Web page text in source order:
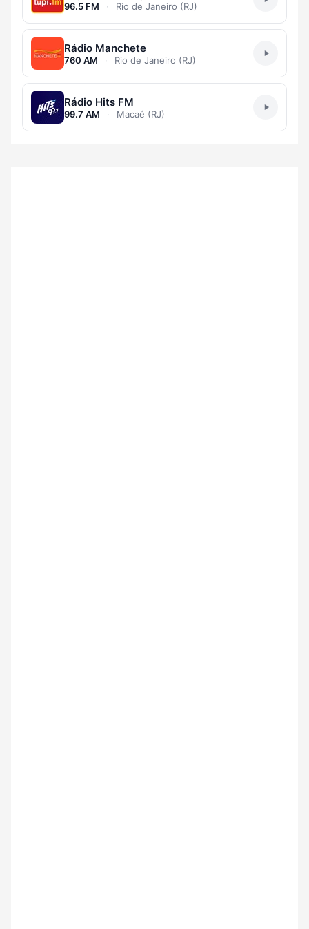
96.5 FM · Rio de Janeiro (RJ)
Rádio Manchete
760 AM · Rio de Janeiro (RJ)
Rádio Hits FM
99.7 AM · Macaé (RJ)